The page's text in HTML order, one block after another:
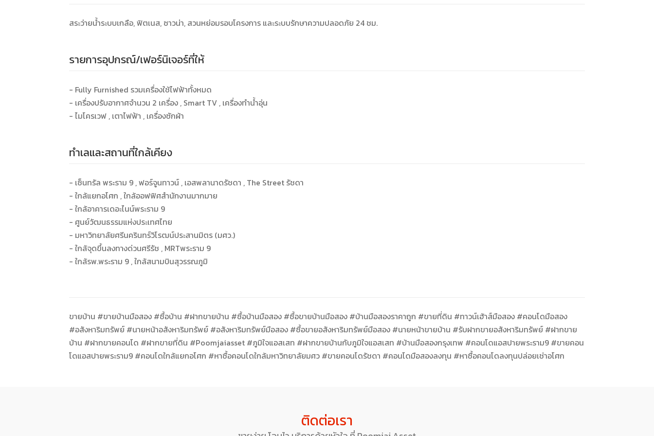
สระว่ายน้ำระบบเกลือ, ฟิตเนส, ซาวน่า, สวนหย่อมรอบโครงการ และระบบรักษาความปลอดภัย 24 ชม.
รายการอุปกรณ์/เฟอร์นิเจอร์ที่ให้
- Fully Furnished รวมเครื่องใช้ไฟฟ้าทั้งหมด
- เครื่องปรับอากาศจำนวน 2 เครื่อง , Smart TV , เครื่องทำน้ำอุ่น
- ไมโครเวฟ , เตาไฟฟ้า , เครื่องซักผ้า
ทำเลและสถานที่ใกล้เคียง
- เซ็นทรัล พระราม 9 , ฟอร์จูนทาวน์ , เอสพลานาดรัชดา , The Street รัชดา
- ใกล้แยกอโศก , ใกล้ออฟฟิศสำนักงานมากมาย
- ใกล้อาคารเดอะไนน์พระราม 9
- ศูนย์วัฒนธรรมแห่งประเทศไทย
- มหาวิทยาลัยศรีนครินทร์วิโรฒน์ประสานมิตร (มศว.)
- ใกล้จุดขึ้นลงทางด่วนศรีรัช , MRTพระราม 9
- ใกล้รพ.พระราม 9 , ใกล้สนามบินสุวรรณภูมิ
ขายบ้าน #ขายบ้านมือสอง #ซื้อบ้าน #ฝากขายบ้าน #ซื้อบ้านมือสอง #ซื้อขายบ้านมือสอง #บ้านมือสองราคาถูก #ขายที่ดิน #ทาวน์เฮ้าส์มือสอง #คอนโดมือสอง
#อสังหาริมทรัพย์ #นายหน้าอสังหาริมทรัพย์ #อสังหาริมทรัพย์มือสอง #ซื้อขายอสังหาริมทรัพย์มือสอง #นายหน้าขายบ้าน #รับฝากขายอสังหาริมทรัพย์ #ฝากขาย
บ้าน #ฝากขายคอนโด #ฝากขายที่ดิน #Poomjaiasset #ภูมิใจแอสเสท #ฝากขายบ้านกับภูมิใจแอสเสท #บ้านมือสองกรุงเทพ #คอนโดแอสปายพระราม9 #ขายคอน
โดแอสปายพระราม9 #คอนโดใกล้แยกอโศก #หาซื้อคอนโดใกล้มหาวิทยาลัยมศว #ขายคอนโดรัชดา #คอนโดมือสองลงทุน #หาซื้อคอนโดลงทุนปล่อยเช่าอโศก
ติดต่อเรา